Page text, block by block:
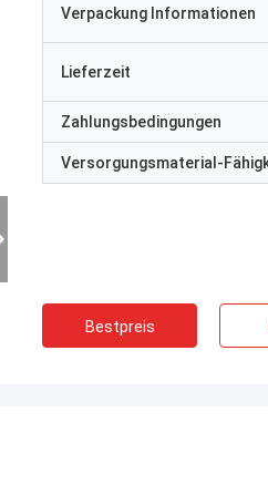
Verpackung Informationen
Lieferzeit
Zahlungsbedingungen
Versorgungsmaterial-
Bestpreis